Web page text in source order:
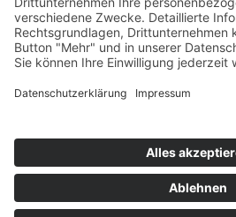
Aufnahmeantrag
© 2025 Tourismus und
e. V.